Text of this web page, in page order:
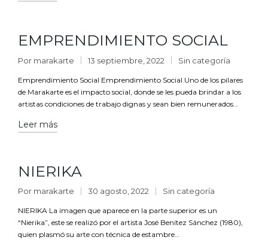
EMPRENDIMIENTO SOCIAL
Por marakarte 13 septiembre, 2022 Sin categoría
Emprendimiento Social Emprendimiento Social Uno de los pilares
de Marakarte es el impacto social, donde se les pueda brindar a los
artistas condiciones de trabajo dignas y sean bien remunerados…
Leer más
NIERIKA
Por marakarte 30 agosto, 2022 Sin categoría
NIERIKA La imagen que aparece en la parte superior es un
“Nierika”, este se realizó por el artista José Benítez Sánchez (1980),
quien plasmó su arte con técnica de estambre…